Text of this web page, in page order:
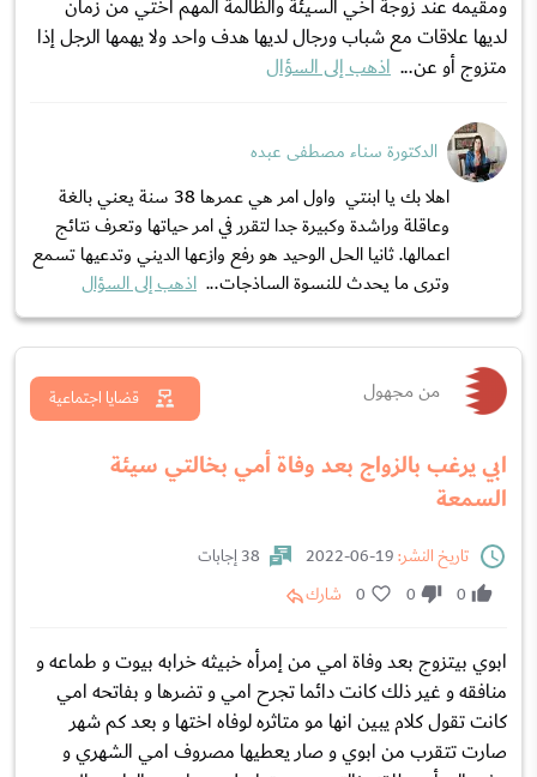
ومقيمه عند زوجة اخي السيئة والظالمة المهم اختي من زمان
لديها علاقات مع شباب ورجال لديها هدف واحد ولا يهمها الرجل إذا
متزوج أو عن... اذهب إلى السؤال
الدكتورة سناء مصطفى عبده
اهلا بك يا ابنتي واول امر هي عمرها 38 سنة يعني بالغة
وعاقلة وراشدة وكبيرة جدا لتقرر في امر حياتها وتعرف نتائج
اعمالها. ثانيا الحل الوحيد هو رفع وازعها الديني وتدعيها تسمع
وترى ما يحدث للنسوة الساذجات... اذهب إلى السؤال
من مجهول
ابي يرغب بالزواج بعد وفاة أمي بخالتي سيئة
السمعة
قضايا اجتماعية
تاريخ النشر:
38 إجابات
0
0
0 شارك
ابوي بيتزوج بعد وفاة امي من إمرأه خبيثه خرابه بيوت و طماعه و
منافقه و غير ذلك كانت دائما تجرح امي و تضرها و بفاتحه امي
كانت تقول كلام يبين انها مو متاثره لوفاه اختها و بعد كم شهر
صارت تتقرب من ابوي و صار يعطيها مصروف امي الشهري و